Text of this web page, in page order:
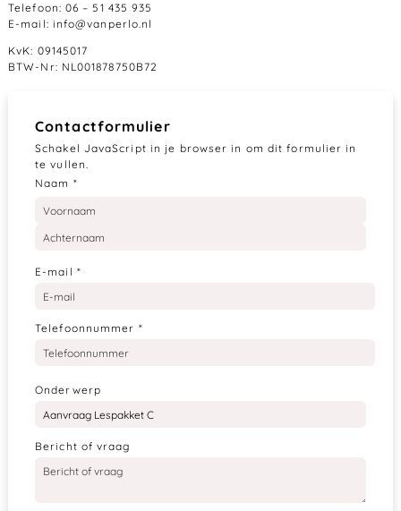
Telefoon: 06 – 51 435 935
E-mail: info@vanperlo.nl
KvK: 09145017
BTW-Nr: NL001878750B72
Contactformulier
Schakel JavaScript in je browser in om dit formulier in
te vullen.
Naam *
E-mail *
Telefoonnummer *
Onderwerp
Bericht of vraag